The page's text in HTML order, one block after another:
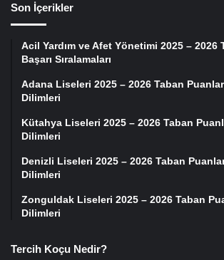
Son İçerikler
Acil Yardım ve Afet Yönetimi 2025 – 2026
Başarı Sıralamaları
Adana Liseleri 2025 – 2026 Taban
Dilimleri
Kütahya Liseleri 2025 – 2026 Taban
Dilimleri
Denizli Liseleri 2025 – 2026 Taban
Dilimleri
Zonguldak Liseleri 2025 – 2026 Taban
Dilimleri
Tercih Koçu Nedir?